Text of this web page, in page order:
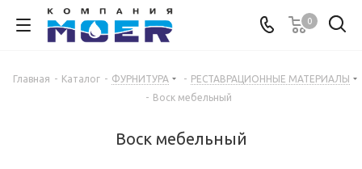
0
Главная - Каталог - ФУРНИТУРА - РЕСТАВРАЦИОННЫЕ МАТЕРИАЛЫ
- Воск мебельный
Воск мебельный